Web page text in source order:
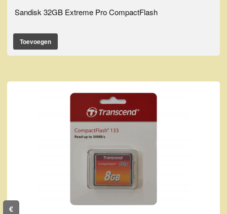
Sandisk 32GB Extreme Pro CompactFlash
Toevoegen
€